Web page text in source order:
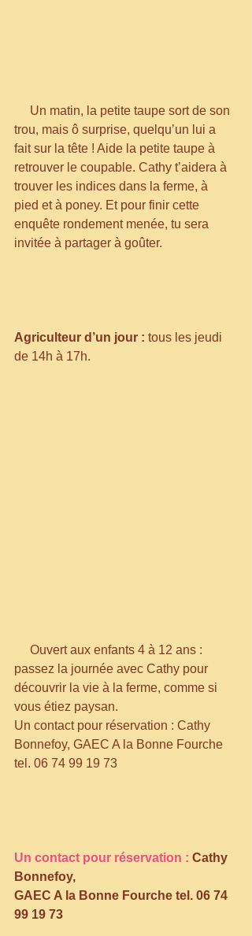
trou, mais ô surprise, quelqu’un lui a
fait sur la tête ! Aide la petite taupe à
retrouver le coupable. Cathy t’aidera à
trouver les indices dans la ferme, à
pied et à poney. Et pour finir cette
enquête rondement menée, tu sera
invitée à partager à goûter.
Agriculteur d’un jour : tous les jeudi
de 14h à 17h.
passez la journée avec Cathy pour
découvrir la vie à la ferme, comme si
vous étiez paysan.
Un contact pour réservation : Cathy
Bonnefoy, GAEC A la Bonne Fourche
tel. 06 74 99 19 73
Un contact pour réservation : Cathy
Bonnefoy,
GAEC A la Bonne Fourche tel. 06 74
99 19 73